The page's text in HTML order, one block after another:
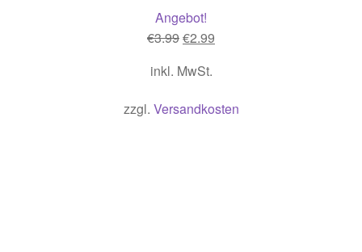
Angebot!
€3.99Ursprünglicher
war:
€2.99
inkl. MwSt.
zzgl. Versandkosten